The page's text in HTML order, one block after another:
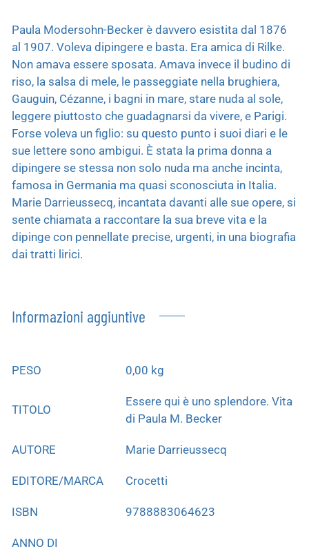
Paula Modersohn-Becker è davvero esistita dal 1876
al 1907. Voleva dipingere e basta. Era amica di Rilke.
Non amava essere sposata. Amava invece il budino di
riso, la salsa di mele, le passeggiate nella brughiera,
Gauguin, Cézanne, i bagni in mare, stare nuda al sole,
leggere piuttosto che guadagnarsi da vivere, e Parigi.
Forse voleva un figlio: su questo punto i suoi diari e le
sue lettere sono ambigui. È stata la prima donna a
dipingere se stessa non solo nuda ma anche incinta,
famosa in Germania ma quasi sconosciuta in Italia.
Marie Darrieussecq, incantata davanti alle sue opere, si
sente chiamata a raccontare la sua breve vita e la
dipinge con pennellate precise, urgenti, in una biografia
dai tratti lirici.
Informazioni aggiuntive
PESO 0,00 kg
TITOLO
Essere qui è uno splendore. Vita
di Paula M. Becker
AUTORE Marie Darrieussecq
EDITORE/MARCA Crocetti
ISBN 9788883064623
ANNO DI